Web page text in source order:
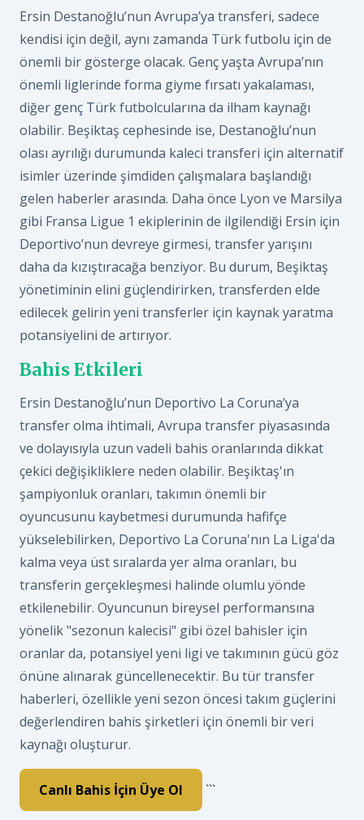
Ersin Destanoğlu’nun Avrupa’ya transferi, sadece
kendisi için değil, aynı zamanda Türk futbolu için de
önemli bir gösterge olacak. Genç yaşta Avrupa’nın
önemli liglerinde forma giyme fırsatı yakalaması,
diğer genç Türk futbolcularına da ilham kaynağı
olabilir. Beşiktaş cephesinde ise, Destanoğlu’nun
olası ayrılığı durumunda kaleci transferi için alternatif
isimler üzerinde şimdiden çalışmalara başlandığı
gelen haberler arasında. Daha önce Lyon ve Marsilya
gibi Fransa Ligue 1 ekiplerinin de ilgilendiği Ersin için
Deportivo’nun devreye girmesi, transfer yarışını
daha da kızıştıracağa benziyor. Bu durum, Beşiktaş
yönetiminin elini güçlendirirken, transferden elde
edilecek gelirin yeni transferler için kaynak yaratma
potansiyelini de artırıyor.
Bahis Etkileri
Ersin Destanoğlu’nun Deportivo La Coruna’ya
transfer olma ihtimali, Avrupa transfer piyasasında
ve dolayısıyla uzun vadeli bahis oranlarında dikkat
çekici değişikliklere neden olabilir. Beşiktaş'ın
şampiyonluk oranları, takımın önemli bir
oyuncusunu kaybetmesi durumunda hafifçe
yükselebilirken, Deportivo La Coruna'nın La Liga'da
kalma veya üst sıralarda yer alma oranları, bu
transferin gerçekleşmesi halinde olumlu yönde
etkilenebilir. Oyuncunun bireysel performansına
yönelik "sezonun kalecisi" gibi özel bahisler için
oranlar da, potansiyel yeni ligi ve takımının gücü göz
önüne alınarak güncellenecektir. Bu tür transfer
haberleri, özellikle yeni sezon öncesi takım güçlerini
değerlendiren bahis şirketleri için önemli bir veri
kaynağı oluşturur.
Canlı Bahis İçin Üye Ol ```